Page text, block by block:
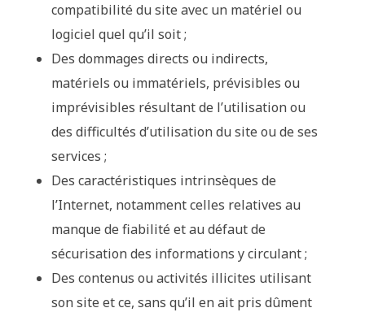
compatibilité du site avec un matériel ou
logiciel quel qu’il soit ;
Des dommages directs ou indirects,
matériels ou immatériels, prévisibles ou
imprévisibles résultant de l’utilisation ou
des difficultés d’utilisation du site ou de ses
services ;
Des caractéristiques intrinsèques de
l’Internet, notamment celles relatives au
manque de fiabilité et au défaut de
sécurisation des informations y circulant ;
Des contenus ou activités illicites utilisant
son site et ce, sans qu’il en ait pris dûment